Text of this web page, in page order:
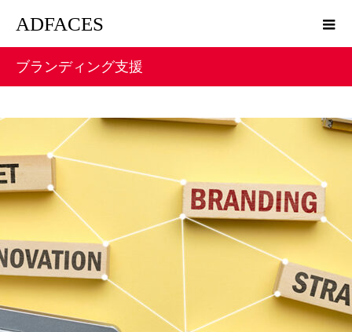
ADFACES
ブランディング支援